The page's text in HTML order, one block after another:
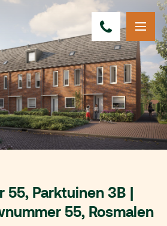
55, Parktuinen 3B |
55, Rosmalen